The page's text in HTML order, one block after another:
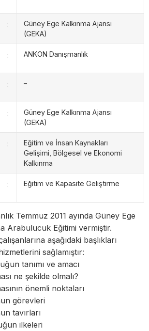
:
Güney Ege Kalkınma Ajansı
(GEKA)
: ANKON Danışmanlık
: –
:
Güney Ege Kalkınma Ajansı
(GEKA)
:
Eğitim ve İnsan Kaynakları
Gelişimi, Bölgesel ve Ekonomi
Kalkınma
: Eğitim ve Kapasite Geliştirme
Temmuz 2011 ayında Güney Ege
Arabulucuk Eğitimi vermiştir.
aşağıdaki başlıkları
sağlamıştır:
tanımı ve amacı
ne şekilde olmalı?
önemli noktaları
görevleri
tavırları
ilkeleri